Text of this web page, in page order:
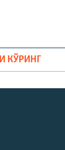
КЎРИНГ